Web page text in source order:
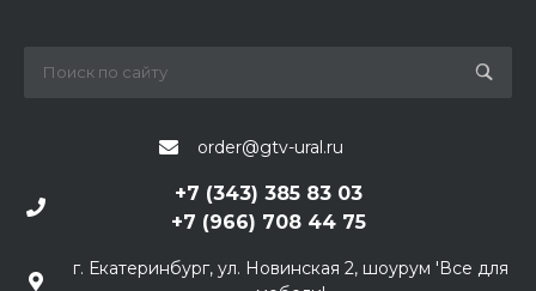
order@gtv-ural.ru
+7 (343) 385 83 03
+7 (966) 708 44 75
г. Екатеринбург, ул. Новинская 2, шоурум 'Все для